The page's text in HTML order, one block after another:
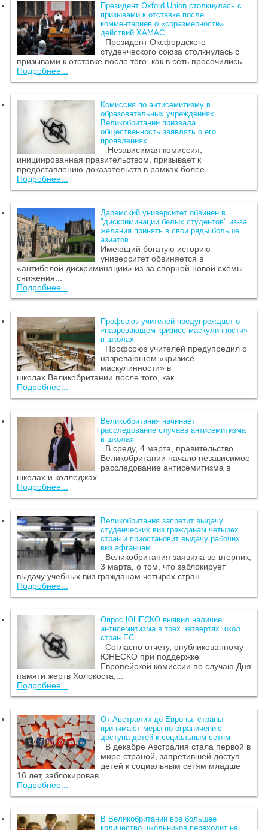
Президент Oxford Union столкнулась с
призывами к отставке после
комментариев о «соразмерности»
действий ХАМАС
Президент Оксфордского
студенческого союза столкнулась с
призывами к отставке после того, как в сеть просочились...
Подробнее...
Комиссия по антисемитизму в
образовательных учреждениях
Великобритании призвала
общественность заявлять о его
проявлениях
Независимая комиссия,
инициированная правительством, призывает к
предоставлению доказательств в рамках более...
Подробнее...
Даремский университет обвинен в
"дискриминации белых студентов" из-за
желания принять в свои ряды больше
азиатов
Имеющий богатую историю
университет обвиняется в
«антибелой дискриминации» из-за спорной новой схемы
снижения...
Подробнее...
Профсоюз учителей предупреждает о
«назревающем кризисе маскулинности»
в школах
Профсоюз учителей предупредил о
назревающем «кризисе
маскулинности» в
школах Великобритании после того, как...
Подробнее...
Великобритания начинает
расследование случаев антисемитизма
в школах
В среду, 4 марта, правительство
Великобритании начало независимое
расследование антисемитизма в
школах и колледжах...
Подробнее...
Великобритания запретит выдачу
студенческих виз гражданам четырех
стран и приостановит выдачу рабочих
виз афганцам
Великобритания заявила во вторник,
3 марта, о том, что заблокирует
выдачу учебных виз гражданам четырех стран...
Подробнее...
Опрос ЮНЕСКО выявил наличие
антисемитизма в трех четвертях школ
стран ЕС
Согласно отчету, опубликованному
ЮНЕСКО при поддержке
Европейской комиссии по случаю Дня
памяти жертв Холокоста,...
Подробнее...
От Австралии до Европы: страны
принимают меры по ограничению
доступа детей к социальным сетям
В декабре Австралия стала первой в
мире страной, запретившей доступ
детей к социальным сетям младше
16 лет, заблокировав...
Подробнее...
В Великобритании все большее
количество школьников переходит на